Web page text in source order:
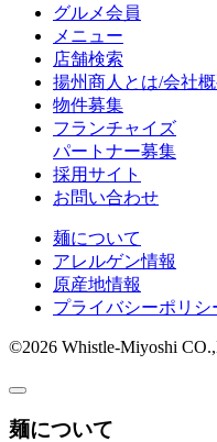
グルメ会員
メニュー
店舗検索
揚州商人とは/会社
物件募集
フランチャイズ
パートナー募集
採用サイト
お問い合わせ
麺について
アレルゲン情報
原産地情報
プライバシーポリシ
©2026 Whistle-Miyoshi
麺について